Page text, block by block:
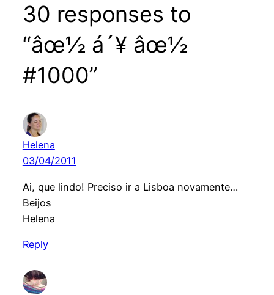
30 responses to
“âœ½ á´¥ âœ½
#1000”
Helena
03/04/2011
Ai, que lindo! Preciso ir a Lisboa novamente…
Beijos
Helena
Reply